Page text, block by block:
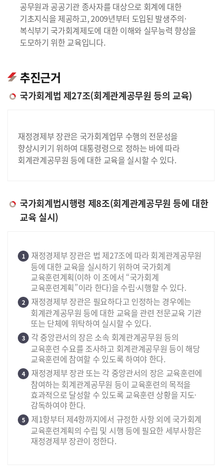
공무원과 공공기관 종사자를 대상으로 회계에 대한
기초지식을 제공하고, 2009년부터 도입된 발생주의·
복식부기 국가회계제도에 대한 이해와 실무능력 향상을
도모하기 위한 교육입니다.
추진근거
국가회계법 제27조(회계관계공무원 등의 교육)
재정경제부 장관은 국가회계업무 수행의 전문성을
향상시키기 위하여 대통령령으로 정하는 바에 따라
회계관계공무원 등에 대한 교육을 실시할 수 있다.
국가회계법시행령 제8조(회계관계공무원 등에 대한
교육 실시)
1
재정경제부 장관은 법 제27조에 따라 회계관계공무원
등에 대한 교육을 실시하기 위하여 국가회계
교육훈련계획(이하 이 조에서 “국가회계
교육훈련계획”이라 한다)을 수립·시행할 수 있다.
2
재정경제부 장관은 필요하다고 인정하는 경우에는
회계관계공무원 등에 대한 교육을 관련 전문교육 기관
또는 단체에 위탁하여 실시할 수 있다.
3
각 중앙관서의 장은 소속 회계관계공무원 등의
교육훈련 수요를 조사하고 회계관계공무원 등이 해당
교육훈련에 참여할 수 있도록 하여야 한다.
4
재정경제부 장관 또는 각 중앙관서의 장은 교육훈련에
참여하는 회계관계공무원 등이 교육훈련의 목적을
효과적으로 달성할 수 있도록 교육훈련 상황을 지도·
감독하여야 한다.
5
제1항부터 제4항까지에서 규정한 사항 외에 국가회계
교육훈련계획의 수립 및 시행 등에 필요한 세부사항은
재정경제부 장관이 정한다.